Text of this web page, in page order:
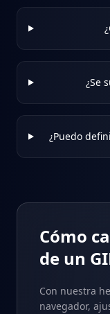
¿Se
¿Puedo
Cómo
de un
Con nuestra
navegador,